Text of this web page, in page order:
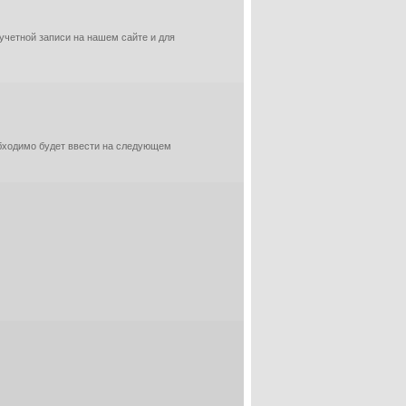
записи на нашем сайте и для
будет ввести на следующем